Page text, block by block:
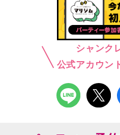
シャンク
公式アカウン